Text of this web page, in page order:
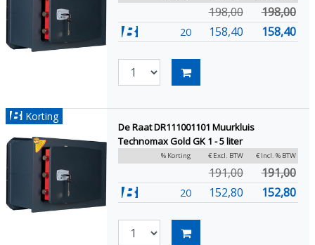
198,00 198,00
20 158,40 158,40
Korting
De Raat DR111001101 Muurkluis
Technomax Gold GK 1 - 5 liter
% Korting € Excl. BTW € Incl. % BTW
191,00 191,00
20 152,80 152,80